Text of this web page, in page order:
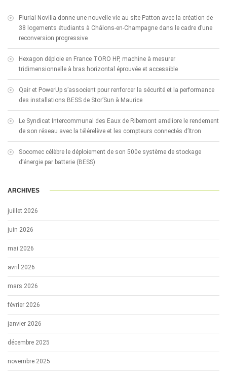
Plurial Novilia donne une nouvelle vie au site Patton avec la création de
38 logements étudiants à Châlons-en-Champagne dans le cadre d’une
reconversion progressive
Hexagon déploie en France TORO HP, machine à mesurer
tridimensionnelle à bras horizontal éprouvée et accessible
Qair et PowerUp s’associent pour renforcer la sécurité et la performance
des installations BESS de Stor’Sun à Maurice
Le Syndicat Intercommunal des Eaux de Ribemont améliore le rendement
de son réseau avec la télérelève et les compteurs connectés d’Itron
Socomec célèbre le déploiement de son 500e système de stockage
d’énergie par batterie (BESS)
ARCHIVES
juillet 2026
juin 2026
mai 2026
avril 2026
mars 2026
février 2026
janvier 2026
décembre 2025
novembre 2025